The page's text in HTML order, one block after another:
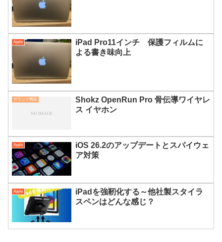
Apple
iPad Pro11インチ 保護フィルムに
よる書き味向上
サウンド機器
Shokz OpenRun Pro 骨伝導ワイヤレ
ス イヤホン
Apple
iOS 26.2のアップデートとスパイウェ
ア対策
Apple
iPadを強靭化する～他社製スタイラ
スペンはどんな感じ？